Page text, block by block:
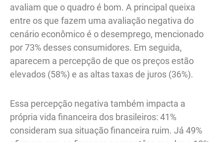
avaliam que o quadro é bom. A principal queixa
entre os que fazem uma avaliação negativa do
cenário econômico é o desemprego, mencionado
por 73% desses consumidores. Em seguida,
aparecem a percepção de que os preços estão
elevados (58%) e as altas taxas de juros (36%).
Essa percepção negativa também impacta a
própria vida financeira dos brasileiros: 41%
consideram sua situação financeira ruim. Já 49%